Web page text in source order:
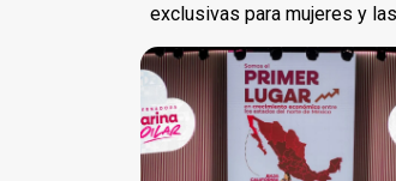
exclusivas para mujeres y